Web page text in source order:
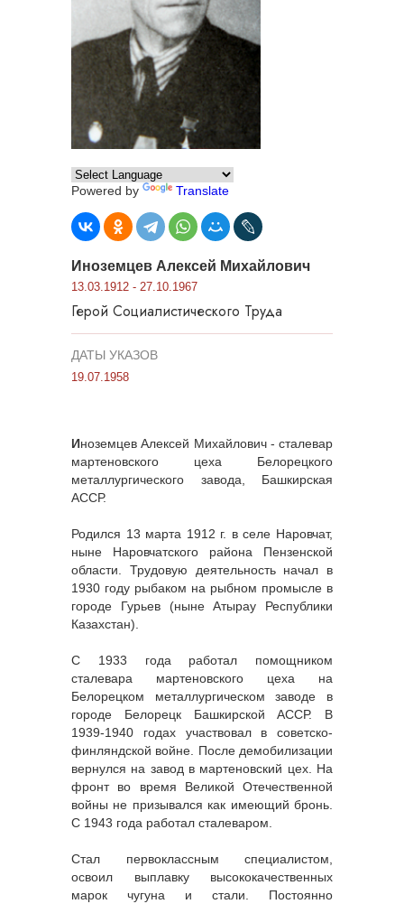
Powered by Translate
Иноземцев Алексей Михайлович
13.03.1912 - 27.10.1967
Герой Социалистического Труда
ДАТЫ УКАЗОВ
19.07.1958
Иноземцев Алексей Михайлович - сталевар
мартеновского цеха Белорецкого
металлургического завода, Башкирская
АССР.
Родился 13 марта 1912 г. в селе Наровчат,
ныне Наровчатского района Пензенской
области. Трудовую деятельность начал в
1930 году рыбаком на рыбном промысле в
городе Гурьев (ныне Атырау Республики
Казахстан).
С 1933 года работал помощником
сталевара мартеновского цеха на
Белорецком металлургическом заводе в
городе Белорецк Башкирской АССР. В
1939-1940 годах участвовал в советско-
финляндской войне. После демобилизации
вернулся на завод в мартеновский цех. На
фронт во время Великой Отечественной
войны не призывался как имеющий бронь.
С 1943 года работал сталеваром.
Стал первоклассным специалистом,
освоил выплавку высококачественных
марок чугуна и стали. Постоянно